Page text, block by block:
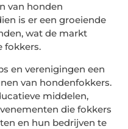
van honden
is er een groeiende
wat de markt
fokkers.
en verenigingen een
van hondenfokkers.
middelen,
die fokkers
en hun bedrijven te